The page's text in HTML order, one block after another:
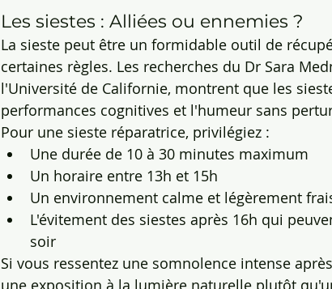
Les siestes : Alliées ou ennemies ?
La sieste peut être un formidable outil de
certaines règles. Les recherches du Dr Sara
l'Université de Californie, montrent que les
performances cognitives et l'humeur sans
Pour une sieste réparatrice, privilégiez :
Une durée de 10 à 30 minutes maximum
Un horaire entre 13h et 15h
Un environnement calme et légèrement
L'évitement des siestes après 16h qui
soir
Si vous ressentez une somnolence intense
une exposition à la lumière naturelle plutôt